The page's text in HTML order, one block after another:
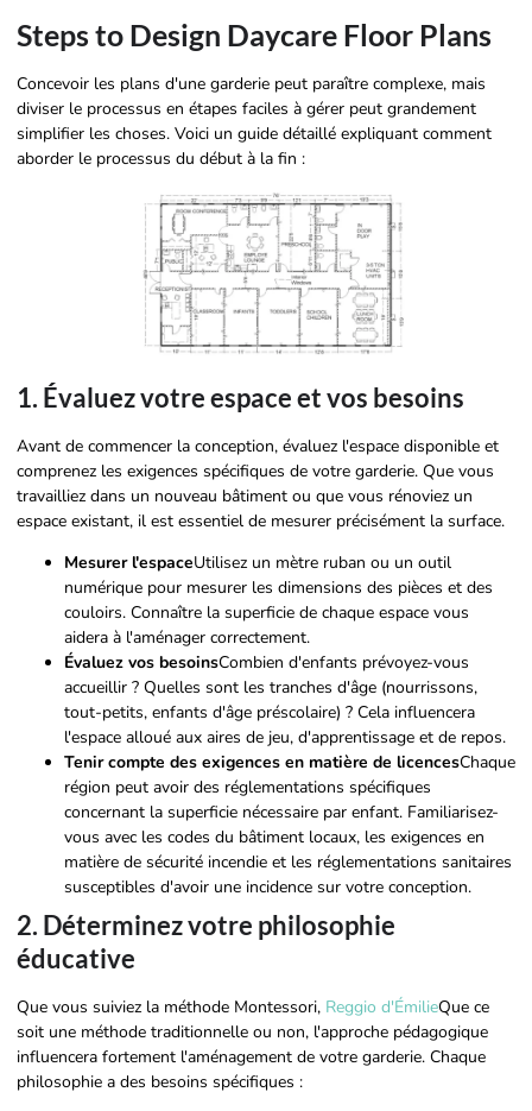
Steps to Design Daycare Floor Plans
Concevoir les plans d'une garderie peut paraître complexe, mais
diviser le processus en étapes faciles à gérer peut grandement
simplifier les choses. Voici un guide détaillé expliquant comment
aborder le processus du début à la fin :
1. Évaluez votre espace et vos besoins
Avant de commencer la conception, évaluez l'espace disponible et
comprenez les exigences spécifiques de votre garderie. Que vous
travailliez dans un nouveau bâtiment ou que vous rénoviez un
espace existant, il est essentiel de mesurer précisément la surface.
Mesurer l'espaceUtilisez un mètre ruban ou un outil
numérique pour mesurer les dimensions des pièces et des
couloirs. Connaître la superficie de chaque espace vous
aidera à l'aménager correctement.
Évaluez vos besoinsCombien d'enfants prévoyez-vous
accueillir ? Quelles sont les tranches d'âge (nourrissons,
tout-petits, enfants d'âge préscolaire) ? Cela influencera
l'espace alloué aux aires de jeu, d'apprentissage et de repos.
Tenir compte des exigences en matière de licencesChaque
région peut avoir des réglementations spécifiques
concernant la superficie nécessaire par enfant. Familiarisez-
vous avec les codes du bâtiment locaux, les exigences en
matière de sécurité incendie et les réglementations sanitaires
susceptibles d'avoir une incidence sur votre conception.
2. Déterminez votre philosophie
éducative
Que vous suiviez la méthode Montessori, Reggio d'ÉmilieQue ce
soit une méthode traditionnelle ou non, l'approche pédagogique
influencera fortement l'aménagement de votre garderie. Chaque
philosophie a des besoins spécifiques :